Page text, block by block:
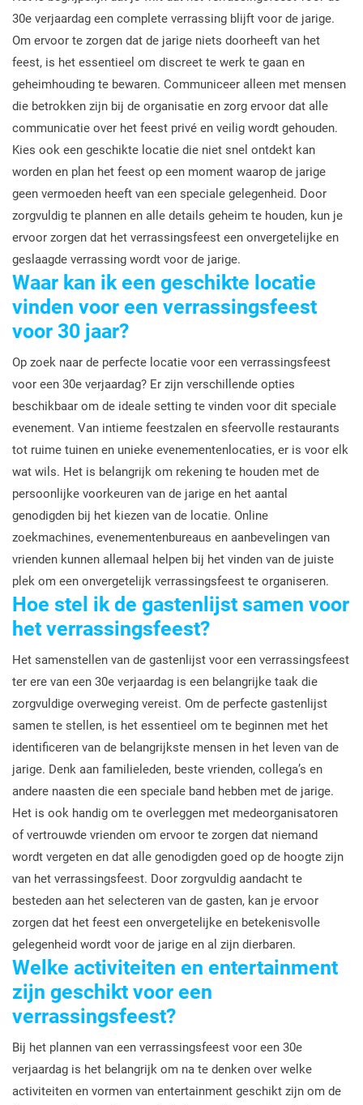
30e verjaardag een complete verrassing blijft voor de jarige.
Om ervoor te zorgen dat de jarige niets doorheeft van het
feest, is het essentieel om discreet te werk te gaan en
geheimhouding te bewaren. Communiceer alleen met mensen
die betrokken zijn bij de organisatie en zorg ervoor dat alle
communicatie over het feest privé en veilig wordt gehouden.
Kies ook een geschikte locatie die niet snel ontdekt kan
worden en plan het feest op een moment waarop de jarige
geen vermoeden heeft van een speciale gelegenheid. Door
zorgvuldig te plannen en alle details geheim te houden, kun je
ervoor zorgen dat het verrassingsfeest een onvergetelijke en
geslaagde verrassing wordt voor de jarige.
Waar kan ik een geschikte locatie
vinden voor een verrassingsfeest
voor 30 jaar?
Op zoek naar de perfecte locatie voor een verrassingsfeest
voor een 30e verjaardag? Er zijn verschillende opties
beschikbaar om de ideale setting te vinden voor dit speciale
evenement. Van intieme feestzalen en sfeervolle restaurants
tot ruime tuinen en unieke evenementenlocaties, er is voor elk
wat wils. Het is belangrijk om rekening te houden met de
persoonlijke voorkeuren van de jarige en het aantal
genodigden bij het kiezen van de locatie. Online
zoekmachines, evenementenbureaus en aanbevelingen van
vrienden kunnen allemaal helpen bij het vinden van de juiste
plek om een onvergetelijk verrassingsfeest te organiseren.
Hoe stel ik de gastenlijst samen voor
het verrassingsfeest?
Het samenstellen van de gastenlijst voor een verrassingsfeest
ter ere van een 30e verjaardag is een belangrijke taak die
zorgvuldige overweging vereist. Om de perfecte gastenlijst
samen te stellen, is het essentieel om te beginnen met het
identificeren van de belangrijkste mensen in het leven van de
jarige. Denk aan familieleden, beste vrienden, collega’s en
andere naasten die een speciale band hebben met de jarige.
Het is ook handig om te overleggen met medeorganisatoren
of vertrouwde vrienden om ervoor te zorgen dat niemand
wordt vergeten en dat alle genodigden goed op de hoogte zijn
van het verrassingsfeest. Door zorgvuldig aandacht te
besteden aan het selecteren van de gasten, kan je ervoor
zorgen dat het feest een onvergetelijke en betekenisvolle
gelegenheid wordt voor de jarige en al zijn dierbaren.
Welke activiteiten en entertainment
zijn geschikt voor een
verrassingsfeest?
Bij het plannen van een verrassingsfeest voor een 30e
verjaardag is het belangrijk om na te denken over welke
activiteiten en vormen van entertainment geschikt zijn om de